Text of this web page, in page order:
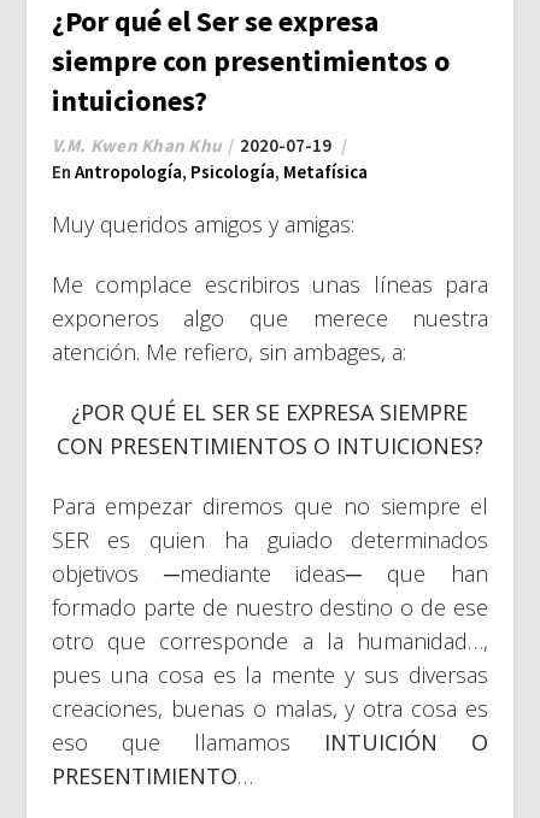
¿Por qué el Ser se expresa
siempre con presentimientos o
intuiciones?
V.M. Kwen Khan Khu
2020-07-19
En Antropología, Psicología, Metafísica
Muy queridos amigos y amigas:
Me complace escribiros unas líneas para
exponeros algo que merece nuestra
atención. Me refiero, sin ambages, a:
¿POR QUÉ EL SER SE EXPRESA SIEMPRE
CON PRESENTIMIENTOS O INTUICIONES?
Para empezar diremos que no siempre el
SER es quien ha guiado determinados
objetivos ─mediante ideas─ que han
formado parte de nuestro destino o de ese
otro que corresponde a la humanidad…,
pues una cosa es la mente y sus diversas
creaciones, buenas o malas, y otra cosa es
eso que llamamos INTUICIÓN O
PRESENTIMIENTO…